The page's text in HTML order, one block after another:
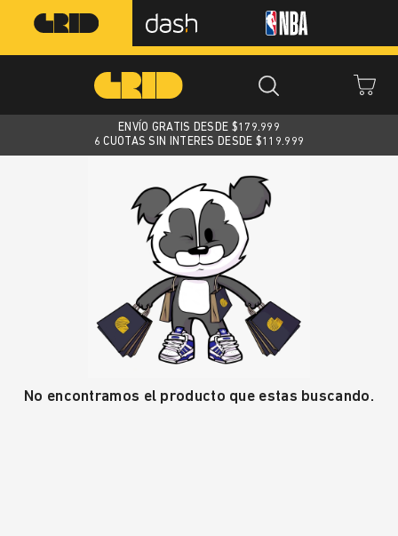
ENVÍO GRATIS DESDE $179.999
6 CUOTAS SIN INTERES DESDE $119.999
No encontramos el producto que estas buscando.